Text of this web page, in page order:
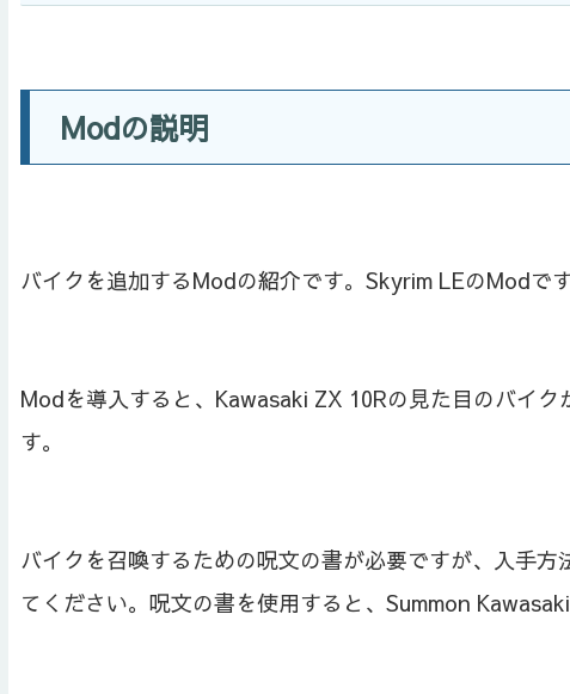
Modの説明
バイクを追加するModの紹介です。Skyrim LEのModです
Modを導入すると、Kawasaki ZX 10Rの見た目のバイ
す。
バイクを召喚するための呪文の書が必要ですが、入手
てください。呪文の書を使用すると、Summon